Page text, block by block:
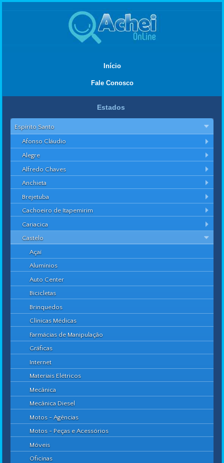
Início
Fale Conosco
Estados
Espírito Santo
Afonso Cláudio
Alegre
Alfredo Chaves
Anchieta
Brejetuba
Cachoeiro de Itapemirim
Cariacica
Castelo
Açaí
Alumínios
Auto Center
Bicicletas
Brinquedos
Clínicas Médicas
Farmácias de Manipulação
Gráficas
Internet
Materiais Elétricos
Mecânica
Mecânica Diesel
Motos - Agências
Motos - Peças e Acessórios
Móveis
Oficinas